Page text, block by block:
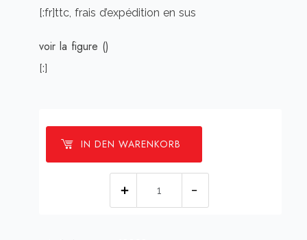
[:fr]ttc, frais d’expédition en sus
voir la figure ()
[:]
IN DEN WARENKORB